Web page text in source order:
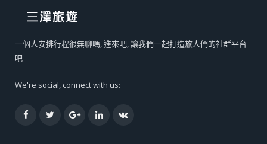
一個人安排行程很無聊嗎, 進來吧, 讓我們一起打造旅人們的社群平台
吧
We're social, connect with us:
FacebookTwitterGoogle+LinkedInVK